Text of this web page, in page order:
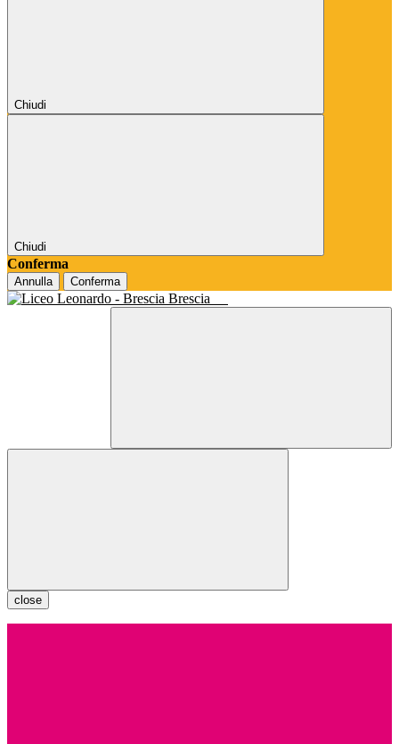
Chiudi
Chiudi
Conferma
Annulla Conferma
Brescia
close